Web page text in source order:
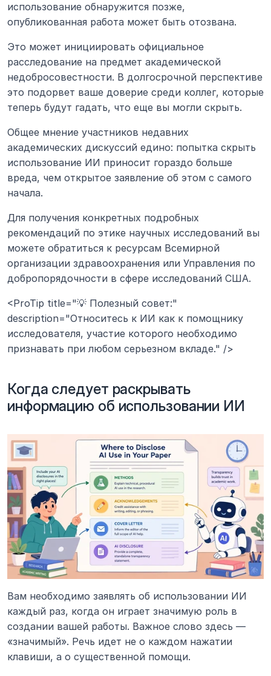
использование обнаружится позже,
опубликованная работа может быть отозвана.
Это может инициировать официальное
расследование на предмет академической
недобросовестности. В долгосрочной перспективе
это подорвет ваше доверие среди коллег, которые
теперь будут гадать, что еще вы могли скрыть.
Общее мнение участников недавних
академических дискуссий едино: попытка скрыть
использование ИИ приносит гораздо больше
вреда, чем открытое заявление об этом с самого
начала.
Для получения конкретных подробных
рекомендаций по этике научных исследований вы
можете обратиться к ресурсам Всемирной
организации здравоохранения или Управления по
добропорядочности в сфере исследований США.
<ProTip title="💡 Полезный совет:"
description="Относитесь к ИИ как к помощнику
исследователя, участие которого необходимо
признавать при любом серьезном вкладе." />
Когда следует раскрывать
информацию об использовании ИИ
Вам необходимо заявлять об использовании ИИ
каждый раз, когда он играет значимую роль в
создании вашей работы. Важное слово здесь —
«значимый». Речь идет не о каждом нажатии
клавиши, а о существенной помощи.